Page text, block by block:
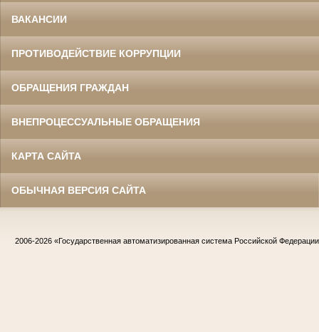
ВАКАНСИИ
ПРОТИВОДЕЙСТВИЕ КОРРУПЦИИ
ОБРАЩЕНИЯ ГРАЖДАН
ВНЕПРОЦЕССУАЛЬНЫЕ ОБРАЩЕНИЯ
КАРТА САЙТА
ОБЫЧНАЯ ВЕРСИЯ САЙТА
2006-2026 «Государственная автоматизированная система Российской